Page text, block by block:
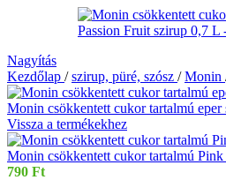
Nagyítás
Kezdőlap / szirup, püré, szósz / Monin
Monin csökkentett cukor tartalmú
Vissza a termékekhez
Monin csökkentett cukor tartalmú
790 Ft